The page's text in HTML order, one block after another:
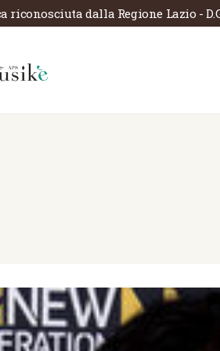
riconosciuta dalla Regione Lazio -